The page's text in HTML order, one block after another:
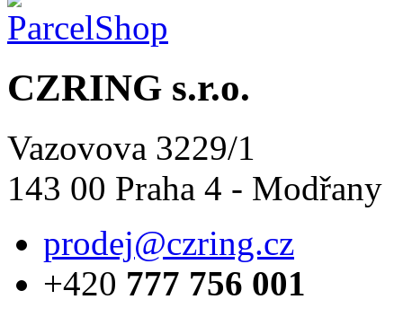
CZRING s.r.o.
Vazovova 3229/1
143 00 Praha 4 - Modřany
prodej@czring.cz
+420 777 756 001